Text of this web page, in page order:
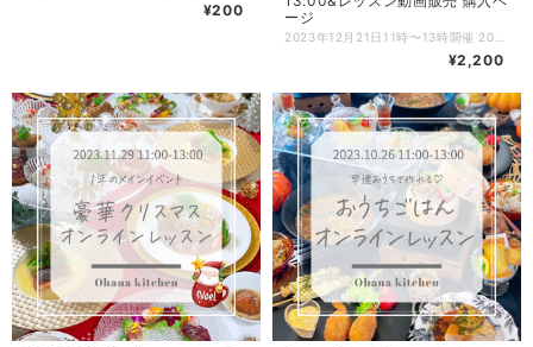
¥200
ージ
¥2,200